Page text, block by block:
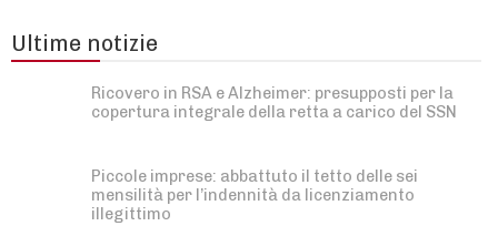
Ultime notizie
Ricovero in RSA e Alzheimer: presupposti per la
copertura integrale della retta a carico del SSN
Piccole imprese: abbattuto il tetto delle sei
mensilità per l’indennità da licenziamento
illegittimo